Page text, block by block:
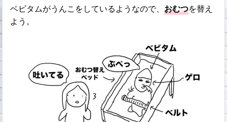
ベビタムがうんこをしているようなので、おむつを替え
よう。